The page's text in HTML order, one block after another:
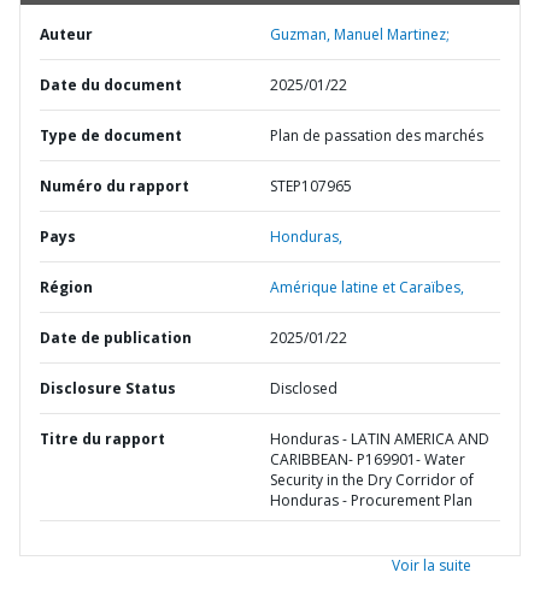
Auteur Guzman, Manuel Martinez;
Date du document 2025/01/22
Type de document Plan de passation des marchés
Numéro du rapport STEP107965
Pays Honduras,
Région Amérique latine et Caraïbes,
Date de publication 2025/01/22
Disclosure Status Disclosed
Titre du rapport
Honduras - LATIN AMERICA AND
CARIBBEAN- P169901- Water
Security in the Dry Corridor of
Honduras - Procurement Plan
Voir la suite